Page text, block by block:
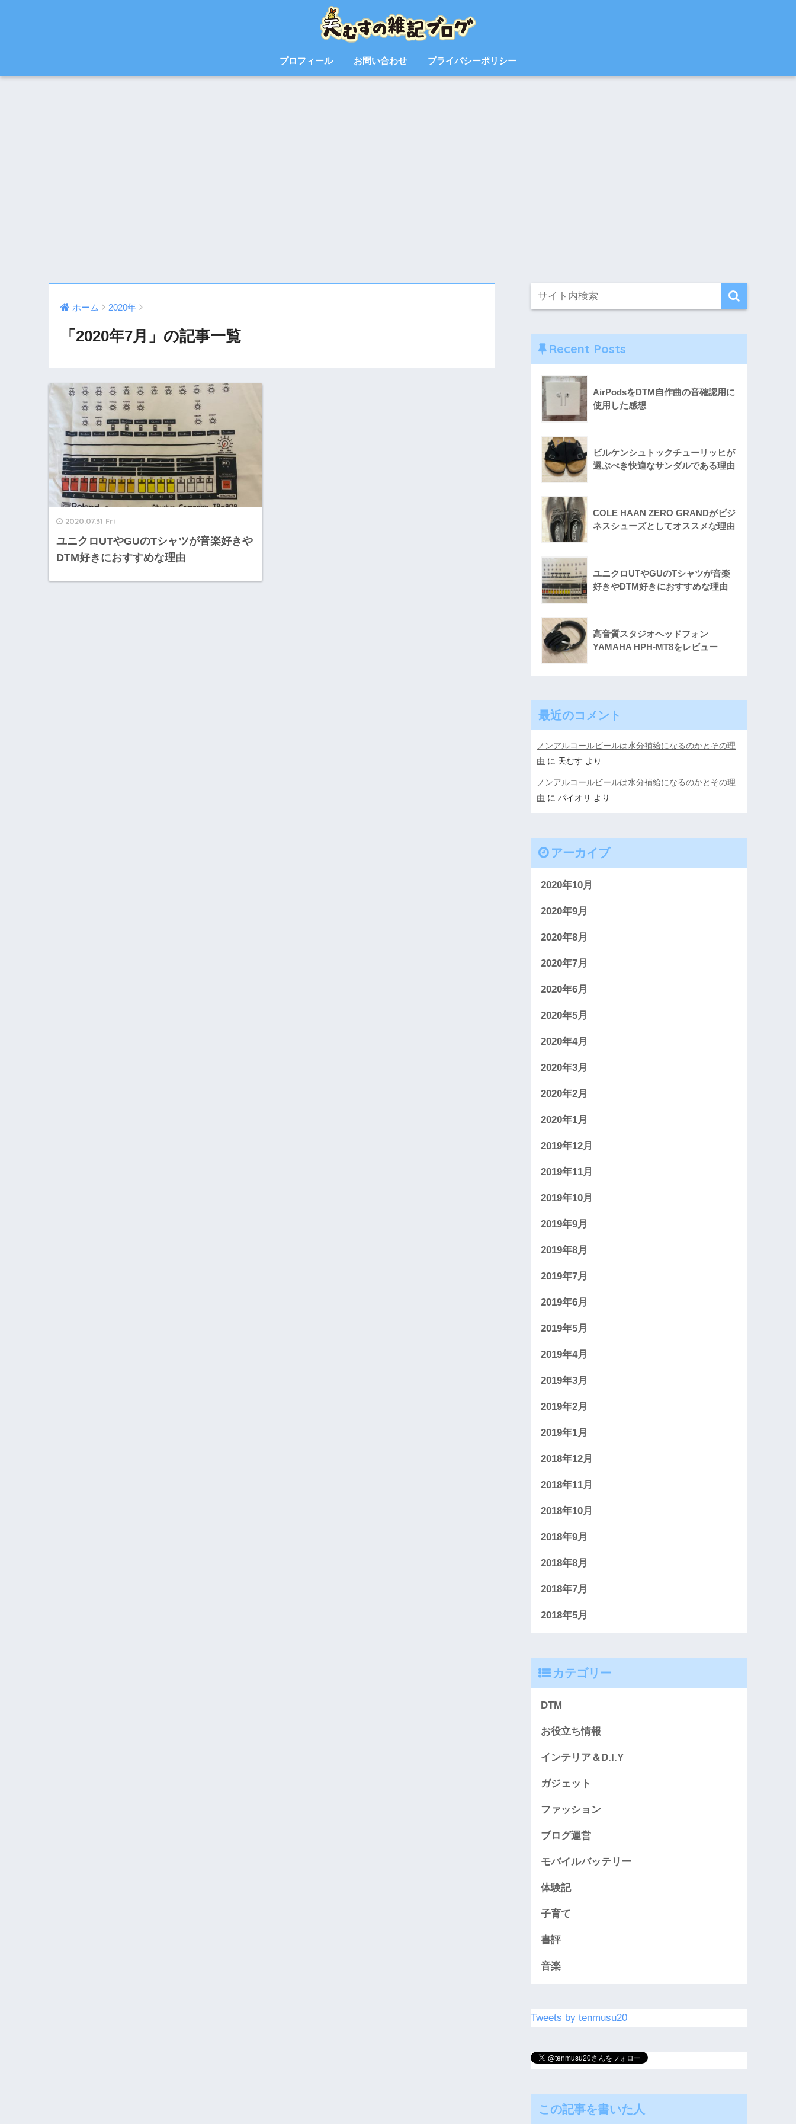
プロフィール お問い合わせ プライバシーポリシー
ホーム 2020年
「2020年7月」の記事一覧
2020.07.31 Fri
ユニクロUTやGUのTシャツが音楽好きや
DTM好きにおすすめな理由
Recent Posts
AirPodsをDTM自作曲の音確認用に
使用した感想
ビルケンシュトックチューリッヒが
選ぶべき快適なサンダルである理由
COLE HAAN ZERO GRANDがビジ
ネスシューズとしてオススメな理由
ユニクロUTやGUのTシャツが音楽
好きやDTM好きにおすすめな理由
高音質スタジオヘッドフォン
YAMAHA HPH-MT8をレビュー
最近のコメント
ノンアルコールビールは水分補給になるのかとその理
由 に 天むす より
ノンアルコールビールは水分補給になるのかとその理
由 にパイオリ より
アーカイブ
2020年10月
2020年9月
2020年8月
2020年7月
2020年6月
2020年5月
2020年4月
2020年3月
2020年2月
2020年1月
2019年12月
2019年11月
2019年10月
2019年9月
2019年8月
2019年7月
2019年6月
2019年5月
2019年4月
2019年3月
2019年2月
2019年1月
2018年12月
2018年11月
2018年10月
2018年9月
2018年8月
2018年7月
2018年5月
カテゴリー
DTM
お役立ち情報
インテリア＆D.I.Y
ガジェット
ファッション
ブログ運営
モバイルバッテリー
体験記
子育て
書評
音楽
Tweets by tenmusu20
この記事を書いた人